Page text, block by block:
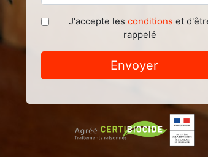
J'accepte les conditions et
rappelé
Envoyer